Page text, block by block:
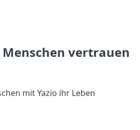
Menschen vertrauen
mit Yazio ihr Leben